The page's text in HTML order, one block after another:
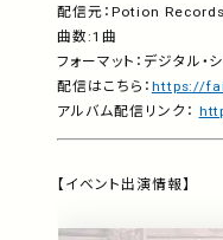
配信元：Potion
曲数:1 曲
フォーマット：デジタル・
配信はこちら：https://
アルバム配信リンク：
【イベント出演情報】